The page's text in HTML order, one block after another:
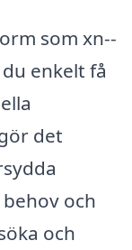
som xn--
enkelt få
det
och
och